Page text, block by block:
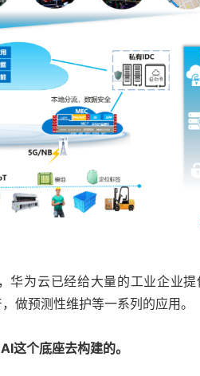
为云已经给大量的工业企业
做预测性维护等一系列的应用。
这个底座去构建的。